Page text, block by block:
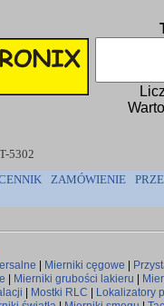
5302
ZAMÓWIENIE
Mierniki cęgowe
Mierniki grubości lakieru
Mostki RLC
Lokalizatory